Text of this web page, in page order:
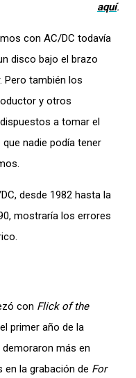
aquí.
con AC/DC todavía
disco bajo el brazo
Pero también los
y otros
a tomar el
nadie podía tener
desde 1982 hasta la
mostraría los errores
con Flick of the
primer año de la
más en
la grabación de For